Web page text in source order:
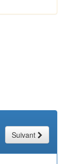
Suivant